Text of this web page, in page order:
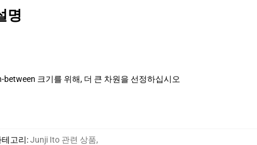
명
크기를 위해, 더 큰 차원을 선정하십시오
테고리:Junji Ito 관련 상품,